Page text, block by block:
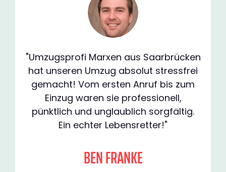
"Umzugsprofi Marxen aus Saarbrücken
hat unseren Umzug absolut stressfrei
gemacht! Vom ersten Anruf bis zum
Einzug waren sie professionell,
pünktlich und unglaublich sorgfältig.
Ein echter Lebensretter!"
BEN FRANKE